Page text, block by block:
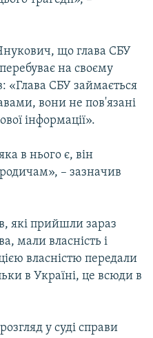
що глава СБУ
на своєму
«Глава СБУ займається
вони не пов'язані
інформації».
в нього є, він
– зазначив
які прийшли зараз
мали власність і
власністю передали
в Україні, це всюди в
у суді справи